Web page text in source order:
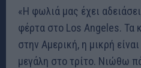
«Η φωλιά μας έχει
φέρτα στο Los Angeles. Τα
στην Αμερική, η μικρή
μεγάλη στο τρίτο. Νιώθω